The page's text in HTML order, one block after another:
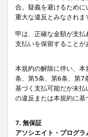
合。疑義を避けるため
重大な違反とみなされま
甲は、正確な金額が支
支払いを保留することが
本規約の解除に伴い、
条、第5条、第6条、第7
基づく支払可能だが未
の違反または本規約に
7. 無保証
アソシエイト・プログ